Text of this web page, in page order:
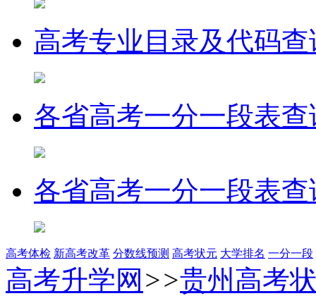
高考专业目录及代码查
各省高考一分一段表查
各省高考一分一段表查
高考体检 新高考改革 分数线预测 高考状元 大学排名 一分一段
高考升学网 >>贵州高考